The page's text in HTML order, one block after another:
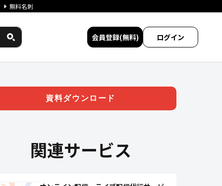
無料名刺
会員登録(無料) ログイン
資料ダウンロード
関連サービス